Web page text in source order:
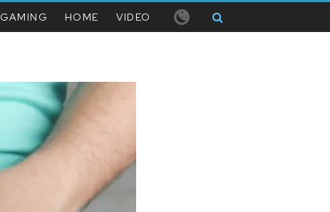
GAMING HOME VIDEO